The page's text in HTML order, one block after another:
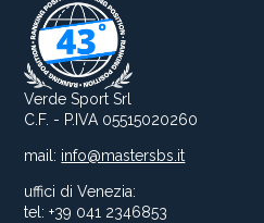
Verde Sport Srl
C.F. - P.IVA 05515020260
mail: info@mastersbs.it
uffici di Venezia:
tel: +39 041 2346853